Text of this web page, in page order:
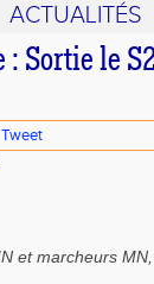
ACTUALITÉS
Sortie le
Tweet
et marcheurs MN,